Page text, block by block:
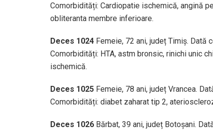
Comorbidități: Cardiopatie ischemică, angină
obliteranta membre inferioare.
Deces 1024 Femeie, 72 ani, județ Timiș. Dată
Comorbidități: HTA, astm bronsic, rinichi unic
ischemică.
Deces 1025 Femeie, 78 ani, județ Vrancea.
Comorbidități: diabet zaharat tip 2,
Deces 1026 Bărbat, 39 ani, județ Botoșani.